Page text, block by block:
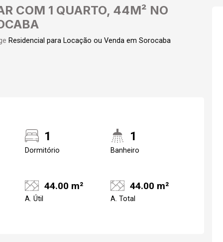
COM 1 QUARTO, 44M² NO
Residencial para Locação ou Venda em Sorocaba
1
Dormitório
1
Banheiro
44.00 m²
A. Útil
44.00 m²
A. Total